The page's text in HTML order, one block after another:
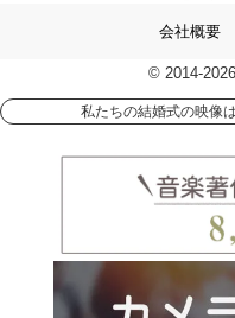
会社概要
© 2014-
私たちの結婚式の映像